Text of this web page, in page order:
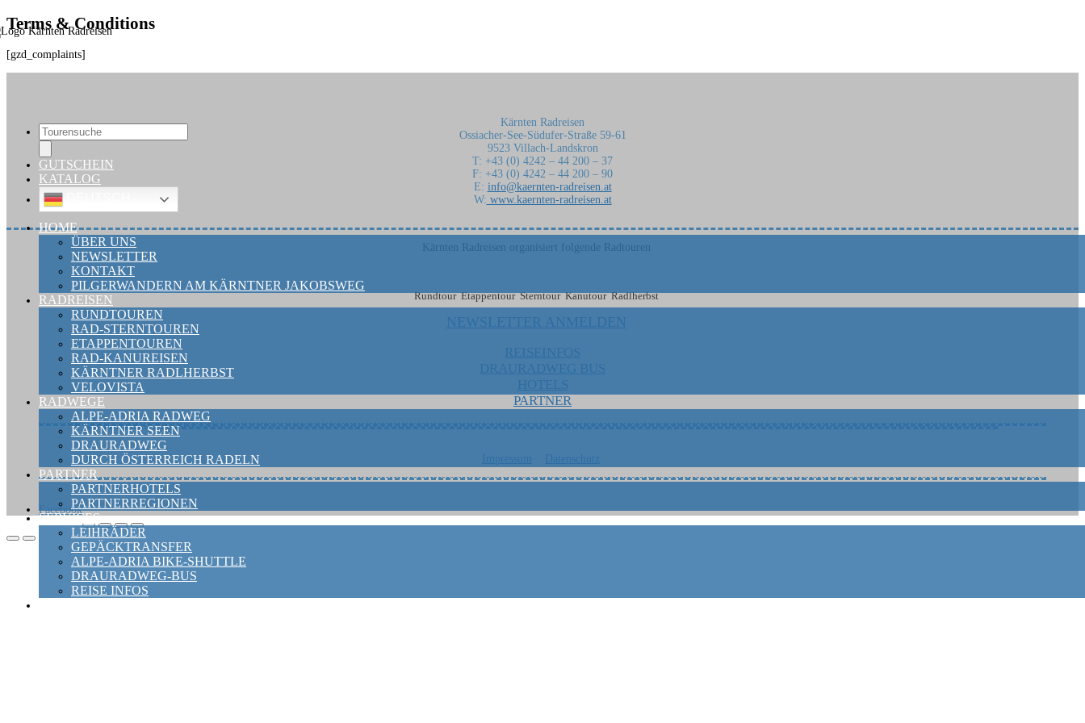
Touren
search
GUTSCHEIN
KATALOG
HOME
ÜBER UNS
NEWSLETTER
KONTAKT
PILGERWANDERN AM KÄRNTNER JAKOBSWEG
RADREISEN
RUNDTOUREN
RAD-STERNTOUREN
ETAPPENTOUREN
RAD-KANUREISEN
KÄRNTNER RADLHERBST
VELOVISTA
RADWEGE
ALPE-ADRIA RADWEG
KÄRNTNER SEEN
DRAURADWEG
DURCH ÖSTERREICH RADELN
PARTNER
PARTNERHOTELS
PARTNERREGIONEN
SERVICES
LEIHRÄDER
GEPÄCKTRANSFER
ALPE-ADRIA BIKE-SHUTTLE
DRAURADWEG-BUS
REISE INFOS
Terms & Conditions
[gzd_complaints]
Kärnten Radreisen
Ossiacher-See-Südufer-Straße 59-61
9523 Villach-Landskron
T: +43 (0) 4242 – 44 200 – 37
F: +43 (0) 4242 – 44 200 – 90
E: info@kaernten-radreisen.at
W: www.kaernten-radreisen.at
Kärnten Radreisen organisiert folgende Radtouren
Rundtour Etappentour Sterntour Kanutour Radlherbst
NEWSLETTER ANMELDEN
REISEINFOS
DRAURADWEG BUS
HOTELS
PARTNER
Impressum Datenschutz
Facebook